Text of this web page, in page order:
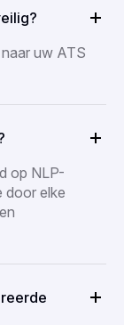
uw ATS
op NLP-
door elke